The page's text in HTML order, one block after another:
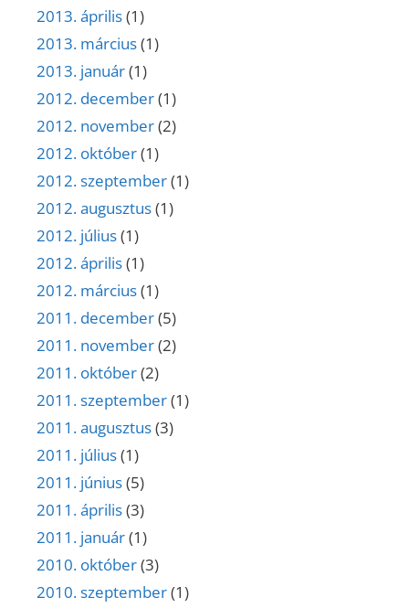
2013. április(1)
2013. március(1)
2013. január(1)
2012. december(1)
2012. november(2)
2012. október(1)
2012. szeptember(1)
2012. augusztus(1)
2012. július(1)
2012. április(1)
2012. március(1)
2011. december(5)
2011. november(2)
2011. október(2)
2011. szeptember(1)
2011. augusztus(3)
2011. július(1)
2011. június(5)
2011. április(3)
2011. január(1)
2010. október(3)
2010. szeptember(1)